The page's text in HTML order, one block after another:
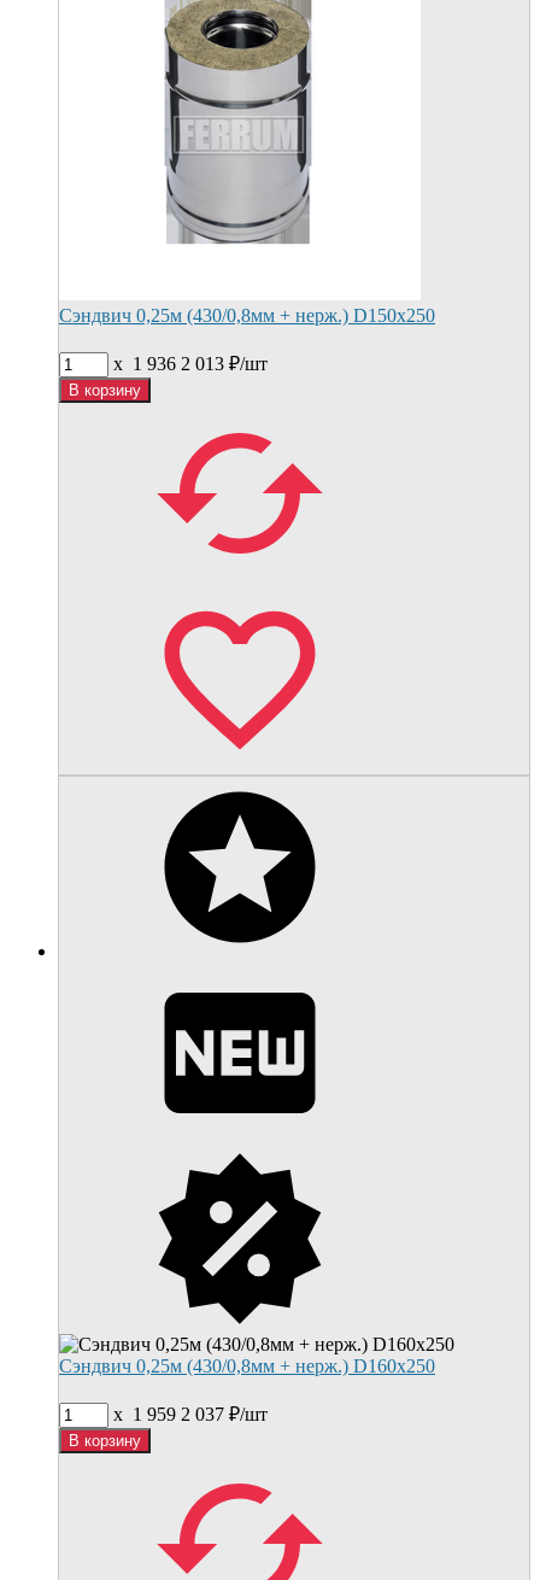
Сэндвич 0,25м (430/0,8мм + нерж.) D150х250
x 1 936 2 013 ₽/шт
Сэндвич 0,25м (430/0,8мм + нерж.) D160х250
x 1 959 2 037 ₽/шт